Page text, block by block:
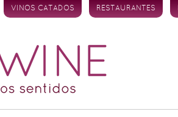
VINOS CATADOS RESTAURANTES